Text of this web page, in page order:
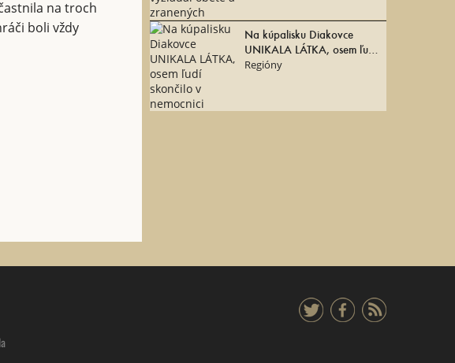
na troch
boli vždy
Na kúpalisku Diakovce
UNIKALA LÁTKA, osem ľudí
skončilo v nemocnici
Regióny